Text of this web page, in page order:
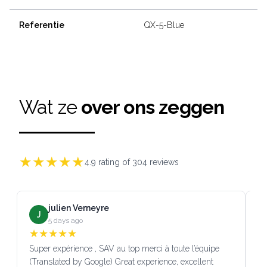
Referentie QX-5-Blue
Wat zeover ons zeggen
★★★★★4.9 rating of 304 reviews
J
julien Verneyre
5 days ago
★★★★★
Super expérience , SAV au top merci à toute l’équipe
(Translated by Google) Great experience, excellent